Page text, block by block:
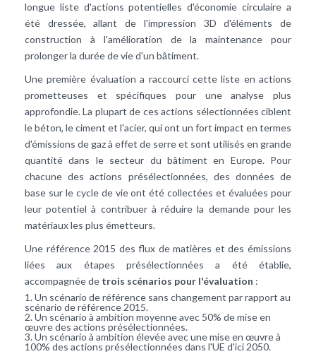
longue liste d'actions potentielles d'économie circulaire a
été dressée, allant de l'impression 3D d'éléments de
construction à l'amélioration de la maintenance pour
prolonger la durée de vie d'un bâtiment.
Une première évaluation a raccourci cette liste en actions
prometteuses et spécifiques pour une analyse plus
approfondie. La plupart de ces actions sélectionnées ciblent
le béton, le ciment et l'acier, qui ont un fort impact en termes
d'émissions de gaz à effet de serre et sont utilisés en grande
quantité dans le secteur du bâtiment en Europe. Pour
chacune des actions présélectionnées, des données de
base sur le cycle de vie ont été collectées et évaluées pour
leur potentiel à contribuer à réduire la demande pour les
matériaux les plus émetteurs.
Une référence 2015 des flux de matières et des émissions
liées aux étapes présélectionnées a été établie,
accompagnée de trois scénarios pour l'évaluation :
Un scénario de référence sans changement par rapport au
scénario de référence 2015.
Un scénario à ambition moyenne avec 50% de mise en
œuvre des actions présélectionnées.
Un scénario à ambition élevée avec une mise en œuvre à
100% des actions présélectionnées dans l'UE d'ici 2050.